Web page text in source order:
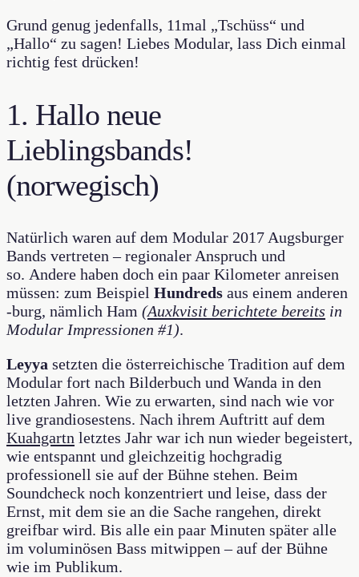
Grund genug jedenfalls, 11mal „Tschüss“ und
„Hallo“ zu sagen! Liebes Modular, lass Dich einmal
richtig fest drücken!
1. Hallo neue
Lieblingsbands!
(norwegisch)
Natürlich waren auf dem Modular 2017 Augsburger
Bands vertreten – regionaler Anspruch und
so. Andere haben doch ein paar Kilometer anreisen
müssen: zum Beispiel Hundreds aus einem anderen
-burg, nämlich Ham (Auxkvisit berichtete bereits in
Modular Impressionen #1).
Leyya setzten die österreichische Tradition auf dem
Modular fort nach Bilderbuch und Wanda in den
letzten Jahren. Wie zu erwarten, sind nach wie vor
live grandiosestens. Nach ihrem Auftritt auf dem
Kuahgartn letztes Jahr war ich nun wieder begeistert,
wie entspannt und gleichzeitig hochgradig
professionell sie auf der Bühne stehen. Beim
Soundcheck noch konzentriert und leise, dass der
Ernst, mit dem sie an die Sache rangehen, direkt
greifbar wird. Bis alle ein paar Minuten später alle
im voluminösen Bass mitwippen – auf der Bühne
wie im Publikum.